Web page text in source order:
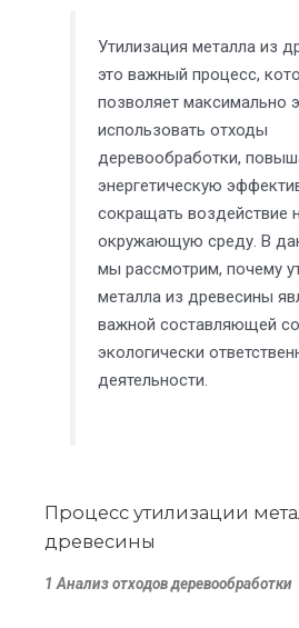
Утилизация металла из
это важный процесс,
позволяет максимально
использовать отходы
деревообработки,
энергетическую
сокращать воздействие
окружающую среду. В
мы рассмотрим, почему
металла из древесины
важной составляющей
экологически
деятельности.
Процесс утилизации
древесины
1 Анализ отходов деревообработки